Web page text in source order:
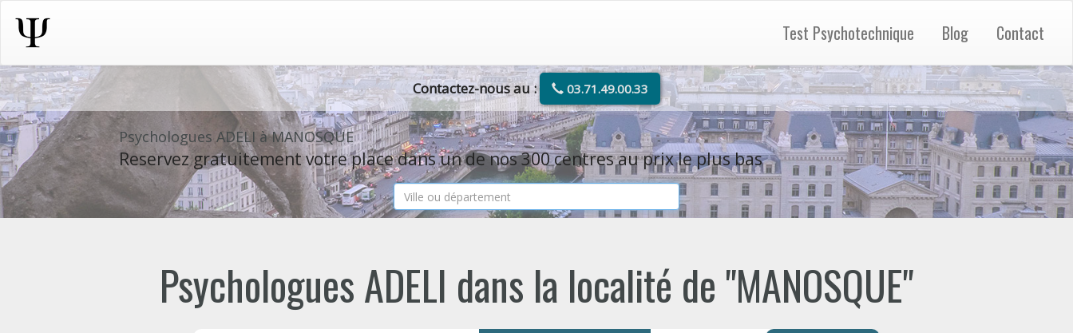
Test Psychotechnique Blog Contact
Contactez-nous au : 03.71.49.00.33
Psychologues ADELI à MANOSQUE
Reservez gratuitement votre place dans un de nos 300 centres au prix le plus bas
Psychologues ADELI dans la localité de "MANOSQUE"